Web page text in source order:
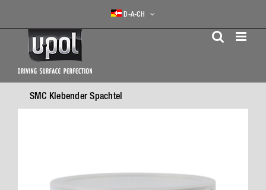
D-A-CH
SMC Klebender Spachtel